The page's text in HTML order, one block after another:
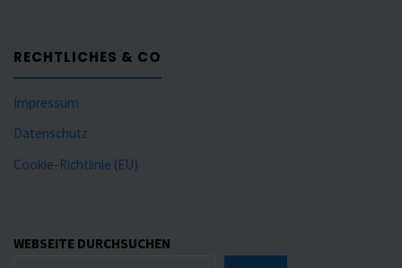
RECHTLICHES & CO
Impressum
Datenschutz
Cookie-Richtlinie (EU)
WEBSEITE DURCHSUCHEN